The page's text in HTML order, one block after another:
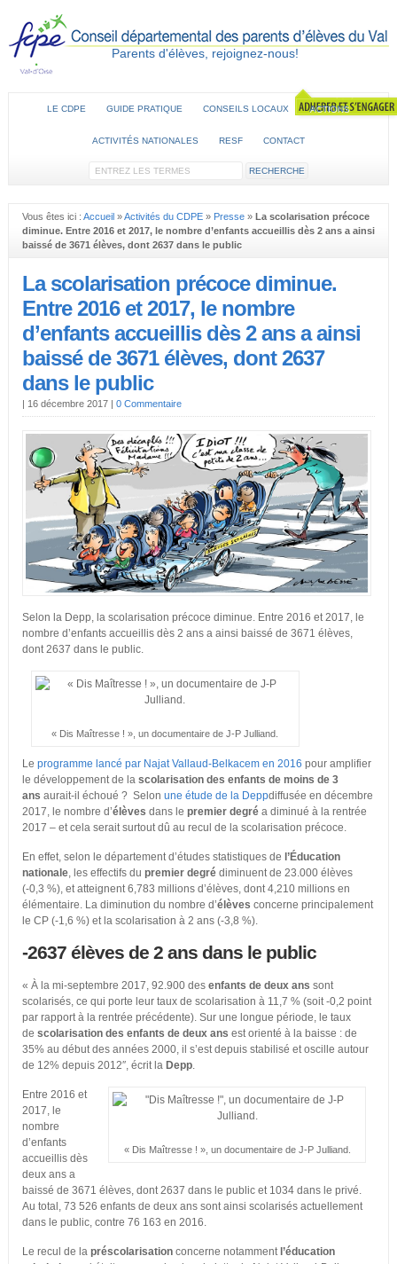
Parents d'élèves, rejoignez-nous!
LE CDPE GUIDE PRATIQUE CONSEILS LOCAUX ACTIONS
ACTIVITÉS NATIONALES RESF CONTACT
Vous êtes ici : Accueil»Activités du CDPE» Presse» La scolarisation précoce
diminue. Entre 2016 et 2017, le nombre d’enfants accueillis dès 2 ans a ainsi
baissé de 3671 élèves, dont 2637 dans le public
La scolarisation précoce diminue.
Entre 2016 et 2017, le nombre
d’enfants accueillis dès 2 ans a ainsi
baissé de 3671 élèves, dont 2637
dans le public
| 16 décembre 2017 | 0 Commentaire
Selon la Depp, la scolarisation précoce diminue. Entre 2016 et 2017, le
nombre d’enfants accueillis dès 2 ans a ainsi baissé de 3671 élèves,
dont 2637 dans le public.
« Dis Maîtresse ! », un documentaire de J-P Julliand.
Le programme lancé par Najat Vallaud-Belkacem en 2016 pour amplifier
le développement de la scolarisation des enfants de moins de 3
ans aurait-il échoué ? Selon une étude de la Deppdiffusée en décembre
2017, le nombre d’élèves dans le premier degréa diminué à la rentrée
2017 – et cela serait surtout dû au recul de la scolarisation précoce.
En effet, selon le département d’études statistiques de l’Éducation
nationale, les effectifs du premier degrédiminuent de 23.000 élèves
(-0,3 %), et atteignent 6,783 millions d’élèves, dont 4,210 millions en
élémentaire. La diminution du nombre d’élèves concerne principalement
le CP (-1,6 %) et la scolarisation à 2 ans (-3,8 %).
-2637 élèves de 2 ans dans le public
« À la mi-septembre 2017, 92.900 des enfants de deux ans sont
scolarisés, ce qui porte leur taux de scolarisation à 11,7 % (soit -0,2 point
par rapport à la rentrée précédente). Sur une longue période, le taux
de scolarisation des enfants de deux ans est orienté à la baisse : de
35% au début des années 2000, il s’est depuis stabilisé et oscille autour
de 12% depuis 2012″, écrit la Depp.
« Dis Maîtresse ! », un documentaire de J-P Julliand.
Entre 2016 et
2017, le
nombre
d’enfants
accueillis dès
deux ans a
baissé de 3671 élèves, dont 2637 dans le public et 1034 dans le privé.
Au total, 73 526 enfants de deux ans sont ainsi scolarisés actuellement
dans le public, contre 76 163 en 2016.
Le recul de la préscolarisationconcerne notamment l’éducation